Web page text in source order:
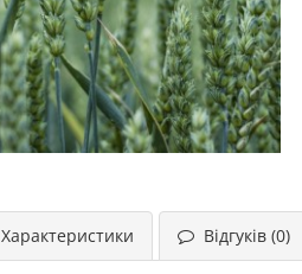
Характеристики Відгуків (0)